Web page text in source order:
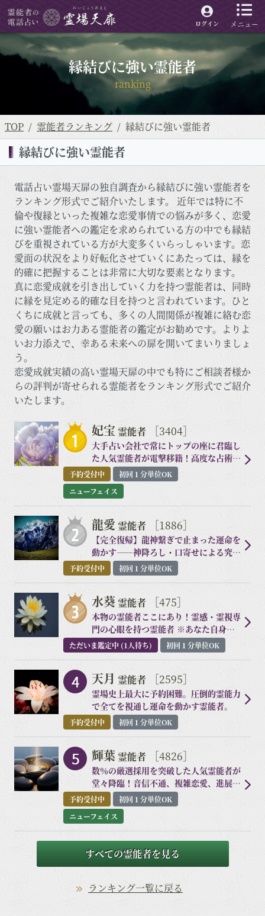
メニュー
ログイン
縁結びに強い霊能者
ranking
TOP 霊能者ランキング 縁結びに強い霊能者
縁結びに強い霊能者
電話占い霊場天扉の独自調査から縁結びに強い霊能者を
ランキング形式でご紹介いたします。 近年では特に不
倫や復縁といった複雑な恋愛事情での悩みが多く、恋愛
に強い霊能者への鑑定を求められている方の中でも縁結
びを重視されている方が大変多くいらっしゃいます。恋
愛面の状況をより好転化させていくにあたっては、縁を
的確に把握することは非常に大切な要素となります。
真に恋愛成就を引き出していく力を持つ霊能者は、同時
に縁を見定める的確な目を持つと言われています。ひと
くちに成就と言っても、多くの人間関係が複雑に絡む恋
愛の願いはお力ある霊能者の鑑定がお勧めです。よりよ
いお力添えで、幸ある未来への扉を開いてまいりましょ
う。
恋愛成就実績の高い霊場天扉の中でも特にご相談者様か
らの評判が寄せられる霊能者をランキング形式でご紹介
いたします。
妃宝 霊能者 ［3404］
大手占い会社で常にトップの座に君臨し
た人気霊能者が電撃移籍！高度な占術を
思うがままに操る最高峰霊能力！
予約受付中
初回１分単位OK
ニューフェイス
龍愛霊能者 ［1886］
【完全復帰】龍神繋ぎで止まった運命を
動かす――神降ろし・口寄せによる究極
霊視
予約受付中 初回１分単位OK
水葵霊能者 ［475］
本物の霊能者ここにあり！霊感・霊視専
門の心眼を持つ霊能者 ※あなた自身の
全てをお伝えしますのでご注意くださ
い。
ただいま鑑定中 (1人待ち) 初回１分単位OK
天月 霊能者 ［2595］
霊場史上最大に予約困難。圧倒的霊能力
で全てを視通し運命を動かす霊能者。
予約受付中 初回１分単位OK
輝葉霊能者 ［4826］
数％の厳選採用を突破した人気霊能者が
堂々降臨！音信不通、複雑恋愛、進展し
ない関係まで、多彩な占術と引き寄せを
融合し、変化を呼び込む本格成就鑑定
予約受付中
初回１分単位OK
ニューフェイス
すべての霊能者を見る
ランキング一覧に戻る